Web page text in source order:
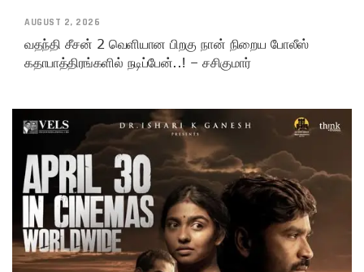
AUGUST 2, 2026
வதந்தி சீசன் 2 வெளியான பிறகு நான் நிறைய போலீஸ்
கதாபாத்திரங்களில் நடிப்பேன்..! – சசிகுமார்